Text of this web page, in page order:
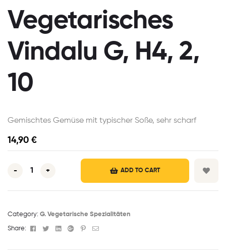
Vegetarisches
Vindalu G, H4, 2,
10
Gemischtes Gemüse mit typischer Soße, sehr scharf
14,90 €
- + ADD TO CART
Category: G. Vegetarische Spezialitäten
Share: Facebook
TwitterLinkedinGoogle+Pinterest
Email